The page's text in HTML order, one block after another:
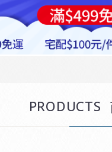
PRODUCTS